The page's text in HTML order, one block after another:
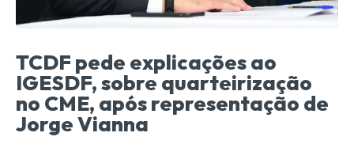
TCDF pede explicações ao
IGESDF, sobre quarteirização
no CME, após representação de
Jorge Vianna